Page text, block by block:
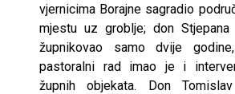
vjernicima Borajne sagradio
mjestu uz groblje; don
župnikovao samo dvije
pastoralni rad imao je i
župnih objekata. Don